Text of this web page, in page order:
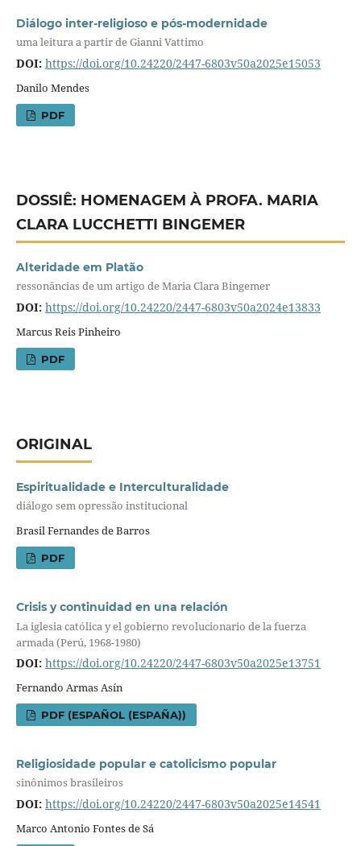
Diálogo inter-religioso e pós-modernidade
uma leitura a partir de Gianni Vattimo
DOI: https://doi.org/10.24220/2447-6803v50a2025e15053
Danilo Mendes
PDF
DOSSIÊ: HOMENAGEM À PROFA. MARIA
CLARA LUCCHETTI BINGEMER
Alteridade em Platão
ressonâncias de um artigo de Maria Clara Bingemer
DOI: https://doi.org/10.24220/2447-6803v50a2024e13833
Marcus Reis Pinheiro
PDF
ORIGINAL
Espiritualidade e Interculturalidade
diálogo sem opressão institucional
Brasil Fernandes de Barros
PDF
Crisis y continuidad en una relación
La iglesia católica y el gobierno revolucionario de la fuerza
armada (Perú, 1968-1980)
DOI: https://doi.org/10.24220/2447-6803v50a2025e13751
Fernando Armas Asín
PDF (ESPAÑOL (ESPAÑA))
Religiosidade popular e catolicismo popular
sinônimos brasileiros
DOI: https://doi.org/10.24220/2447-6803v50a2025e14541
Marco Antonio Fontes de Sá